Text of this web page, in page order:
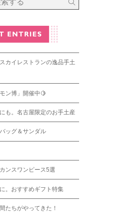
カイレストランの逸品手土
ン博」開催中🍋
も。名古屋限定のお手土産
ッグ＆サンダル
ンスワンピース5選
。おすすめギフト特集
たちがやってきた！